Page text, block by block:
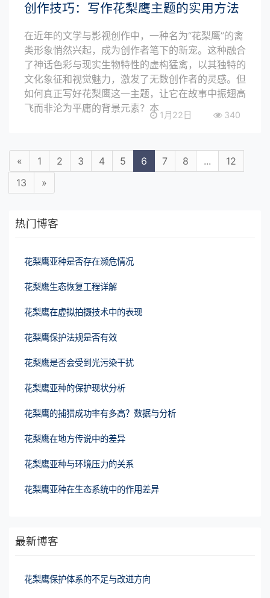
创作技巧：写作花梨鹰主题的实用方法
在近年的文学与影视创作中，一种名为“花梨鹰”的禽
类形象悄然兴起，成为创作者笔下的新宠。这种融合
了神话色彩与现实生物特性的虚构猛禽，以其独特的
文化象征和视觉魅力，激发了无数创作者的灵感。但
如何真正写好花梨鹰这一主题，让它在故事中振翅高
飞而非沦为平庸的背景元素？本
1月22日 340
« 1 2 3 4 5 6 7 8 ...
12
13
»
热门博客
花梨鹰亚种是否存在濒危情况
花梨鹰生态恢复工程详解
花梨鹰在虚拟拍摄技术中的表现
花梨鹰保护法规是否有效
花梨鹰是否会受到光污染干扰
花梨鹰亚种的保护现状分析
花梨鹰的捕猎成功率有多高？数据与分析
花梨鹰在地方传说中的差异
花梨鹰亚种与环境压力的关系
花梨鹰亚种在生态系统中的作用差异
最新博客
花梨鹰保护体系的不足与改进方向